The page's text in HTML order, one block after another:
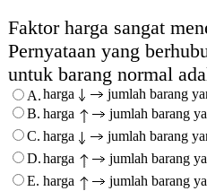
Faktor harga sangat
Pernyataan yang
untuk barang normal
A.harga
jumlah barang
B. harga
jumlah barang
C. harga
jumlah barang
D.harga
jumlah barang
E. harga jumlah barang